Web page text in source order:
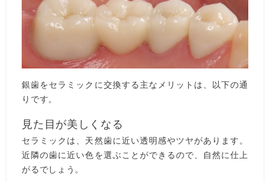
銀歯をセラミックに交換する主なメリットは、以下の通
りです。
見た目が美しくなる
セラミックは、天然歯に近い透明感やツヤがあります。
近隣の歯に近い色を選ぶことができるので、自然に仕上
がるでしょう。